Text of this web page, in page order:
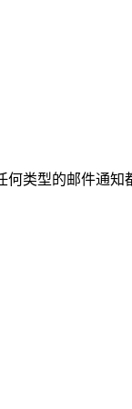
类型的邮件通知